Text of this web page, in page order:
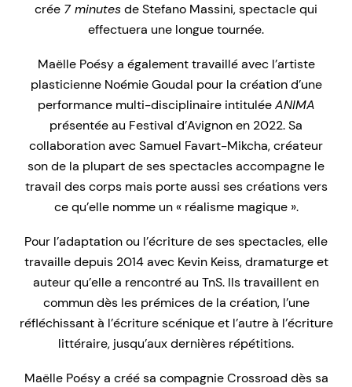
crée 7 minutesde Stefano Massini, spectacle qui
effectuera une longue tournée.
Maëlle Poésy a également travaillé avec l’artiste
plasticienne Noémie Goudal pour la création d’une
performance multi-disciplinaire intituléeANIMA
présentée au Festival d’Avignon en 2022. Sa
collaboration avec Samuel Favart-Mikcha, créateur
son de la plupart de ses spectacles accompagne le
travail des corps mais porte aussi ses créations vers
ce qu’elle nomme un « réalisme magique ».
Pour l’adaptation ou l’écriture de ses spectacles, elle
travaille depuis 2014 avec Kevin Keiss, dramaturge et
auteur qu’elle a rencontré au TnS. Ils travaillent en
commun dès les prémices de la création, l’une
réfléchissant à l’écriture scénique et l’autre à l’écriture
littéraire, jusqu’aux dernières répétitions.
Maëlle Poésy a créé sa compagnie Crossroad dès sa